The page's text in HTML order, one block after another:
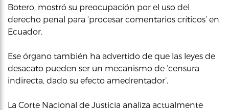
Botero, mostró su preocupación por el uso del
derecho penal para ‘procesar comentarios críticos’ en
Ecuador.
Ese órgano también ha advertido de que las leyes de
desacato pueden ser un mecanismo de ‘censura
indirecta, dado su efecto amedrentador’.
La Corte Nacional de Justicia analiza actualmente